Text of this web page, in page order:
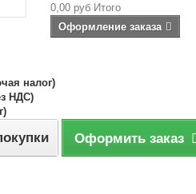
0,00 руб Итого
Оформление заказа
налог)
НДС)
Оформить заказ